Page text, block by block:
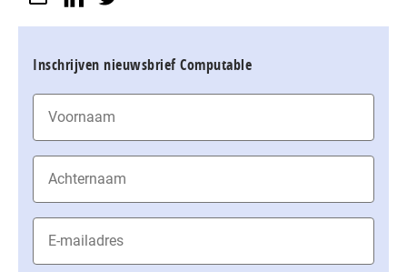
Inschrijven nieuwsbrief Computable